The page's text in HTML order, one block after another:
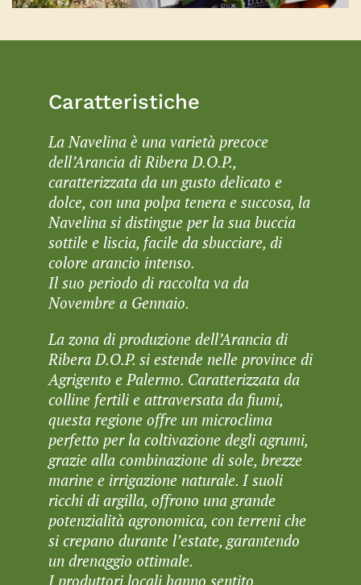
Caratteristiche
La Navelina è una varietà precoce
dell’Arancia di Ribera D.O.P.,
caratterizzata da un gusto delicato e
dolce, con una polpa tenera e succosa, la
Navelina si distingue per la sua buccia
sottile e liscia, facile da sbucciare, di
colore arancio intenso.
Il suo periodo di raccolta va da
Novembre a Gennaio.
La zona di produzione dell’Arancia di
Ribera D.O.P. si estende nelle province di
Agrigento e Palermo. Caratterizzata da
colline fertili e attraversata da fiumi,
questa regione offre un microclima
perfetto per la coltivazione degli agrumi,
grazie alla combinazione di sole, brezze
marine e irrigazione naturale. I suoli
ricchi di argilla, offrono una grande
potenzialità agronomica, con terreni che
si crepano durante l’estate, garantendo
un drenaggio ottimale.
I produttori locali hanno sentito